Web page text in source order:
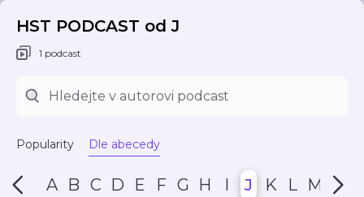
HST PODCAST od J
1 podcast
Popularity Dle abecedy
A B C D E F G H I J K L M N